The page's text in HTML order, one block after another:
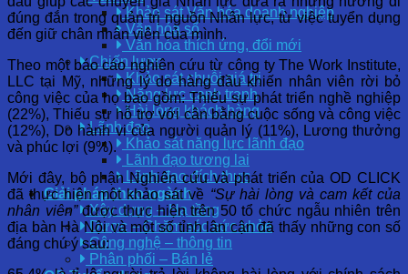
Khảo sát Văn hóa doanh nghiệp
Văn hóa số
Văn hóa thích ứng, đổi mới
Chiến lược
Khảo sát chuỗi giá trị
Năng lực cạnh tranh
Hài lòng khách hàng
Lãnh đạo
Khảo sát năng lực lãnh đạo
Lãnh đạo tương lai
Lãnh đạo đích thực
Giải pháp theo ngành
Xây dựng – Hạ tầng
Dược – Chăm sóc sức khỏe
Công nghệ – thông tin
Phân phối – Bán lẻ
đúng đắn trong quản trị nguồn Nhân lực, từ việc tuyển dụng
đến giữ chân nhân viên của mình.
Theo một báo cáo nghiên cứu từ công ty The Work Institute,
LLC tại Mỹ, những lý do hàng đầu khiến nhân viên rời bỏ
công việc của họ bao gồm: Thiếu sự phát triển nghề nghiệp
(22%), Thiếu sự hỗ trợ với cân bằng cuộc sống và công việc
(12%), Do hành vi của người quản lý (11%), Lương thưởng
và phúc lợi (9%).
Mới đây, bộ phận Nghiên cứu và phát triển của OD CLICK
đã thực hiện một khảo sát về “Sự hài lòng và cam kết của
nhân viên”được thực hiện trên 50 tổ chức ngẫu nhiên trên
địa bàn Hà Nội và một số tỉnh lân cận đã thấy những con số
đáng chú ý sau: